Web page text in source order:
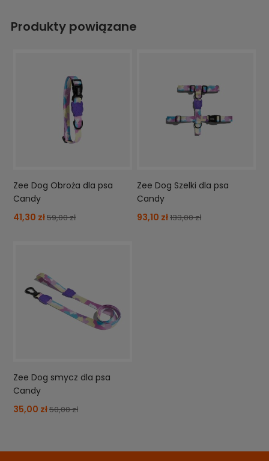
Produkty powiązane
Zee Dog Obroża dla psa
Candy
41,30 zł59,00 zł
Zee Dog Szelki dla psa
Candy
93,10 zł133,00 zł
Zee Dog smycz dla psa
Candy
35,00 zł50,00 zł